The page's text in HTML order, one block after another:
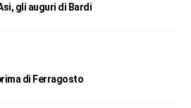
gli auguri di Bardi
di Ferragosto